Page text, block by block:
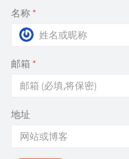
名称 *
邮箱 *
地址